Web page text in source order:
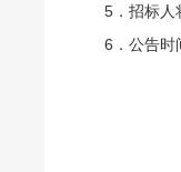
5．招标人
6．公告